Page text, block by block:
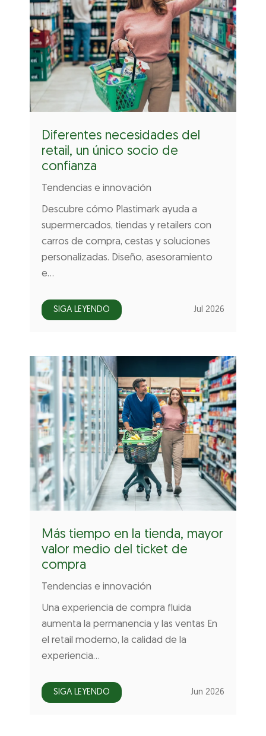
Diferentes necesidades del
retail, un único socio de
confianza
Tendencias e innovación
Descubre cómo Plastimark ayuda a
supermercados, tiendas y retailers con
carros de compra, cestas y soluciones
personalizadas. Diseño, asesoramiento
e…
SIGA LEYENDO Jul 2026
Más tiempo en la tienda, mayor
valor medio del ticket de
compra
Tendencias e innovación
Una experiencia de compra fluida
aumenta la permanencia y las ventas En
el retail moderno, la calidad de la
experiencia…
SIGA LEYENDO Jun 2026